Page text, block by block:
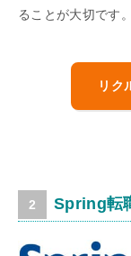
ることが大切です。
リク
Spring転